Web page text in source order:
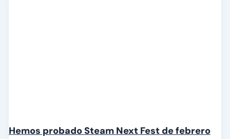
Hemos probado Steam Next Fest de febrero